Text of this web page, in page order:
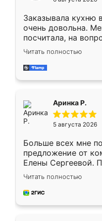
Заказывала кухню
очень довольна.
посчитала, на
Замерщик приехал
делу со всей
за день, ребята
Читать полностью
Аринка Р.
5 августа 2026
Больше всех мне
предложение от
Елены Сергеевой.
короткие сроки
для замера
предложил по
Читать полностью